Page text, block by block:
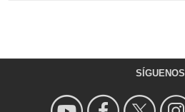
SÍGUENOS